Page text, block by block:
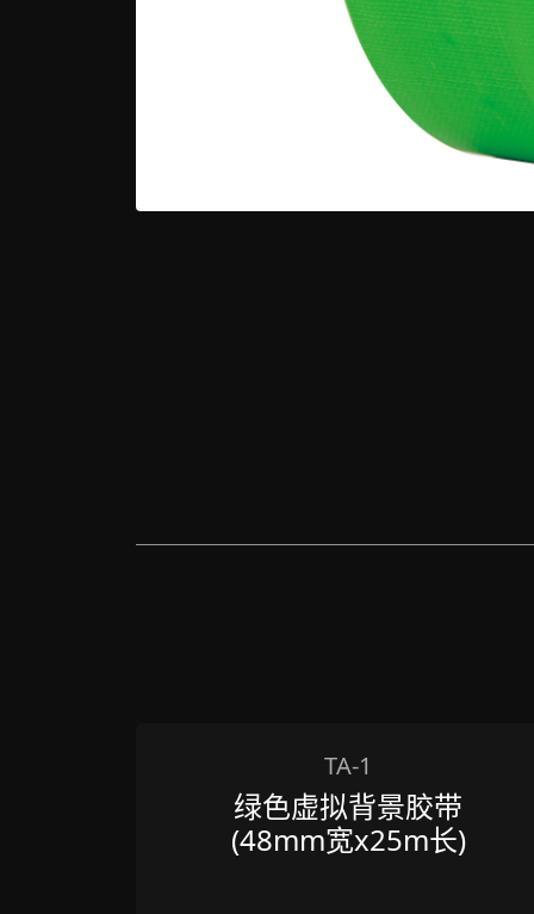
TA-1
绿色虚拟背景胶带
(48mm宽x25m长)